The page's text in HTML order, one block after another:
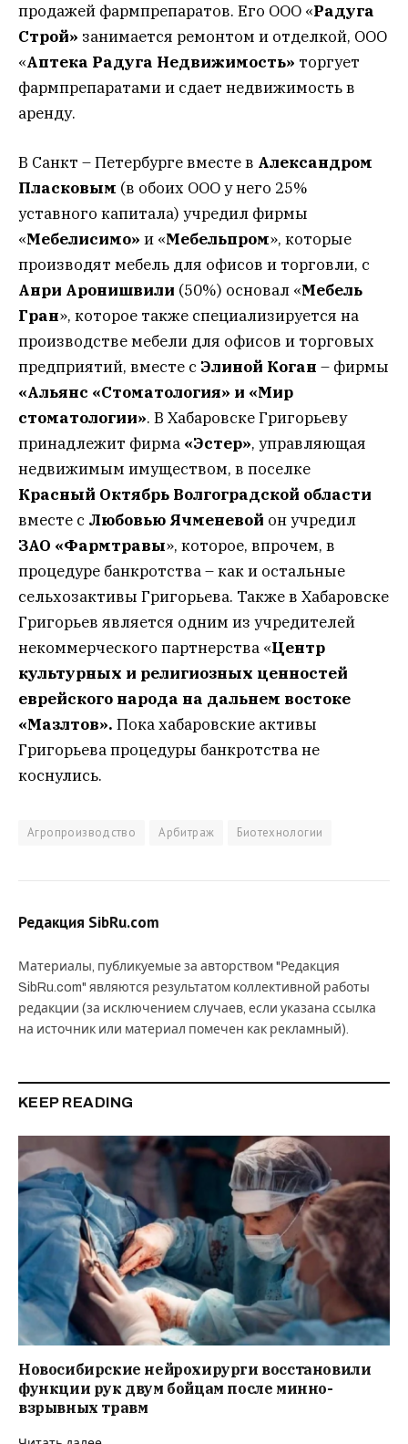
продажей фармпрепаратов. Его ООО «Радуга
Строй» занимается ремонтом и отделкой, ООО
«Аптека Радуга Недвижимость» торгует
фармпрепаратами и сдает недвижимость в
аренду.
В Санкт – Петербурге вместе в Александром
Пласковым (в обоих ООО у него 25%
уставного капитала) учредил фирмы
«Мебелисимо» и «Мебельпром», которые
производят мебель для офисов и торговли, с
Анри Аронишвили (50%) основал «Мебель
Гран», которое также специализируется на
производстве мебели для офисов и торговых
предприятий, вместе с Элиной Коган – фирмы
«Альянс «Стоматология» и «Мир
стоматологии». В Хабаровске Григорьеву
принадлежит фирма «Эстер», управляющая
недвижимым имуществом, в поселке
Красный Октябрь Волгоградской области
вместе с Любовью Ячменевой он учредил
ЗАО «Фармтравы», которое, впрочем, в
процедуре банкротства – как и остальные
сельхозактивы Григорьева. Также в Хабаровске
Григорьев является одним из учредителей
некоммерческого партнерства «Центр
культурных и религиозных ценностей
еврейского народа на дальнем востоке
«Мазлтов». Пока хабаровские активы
Григорьева процедуры банкротства не
коснулись.
Агропроизводство Арбитраж Биотехнологии
Редакция SibRu.com
Материалы, публикуемые за авторством "Редакция
SibRu.com" являются результатом коллективной работы
редакции (за исключением случаев, если указана ссылка
на источник или материал помечен как рекламный).
KEEP READING
Новосибирские нейрохирурги восстановили
функции рук двум бойцам после минно-
взрывных травм